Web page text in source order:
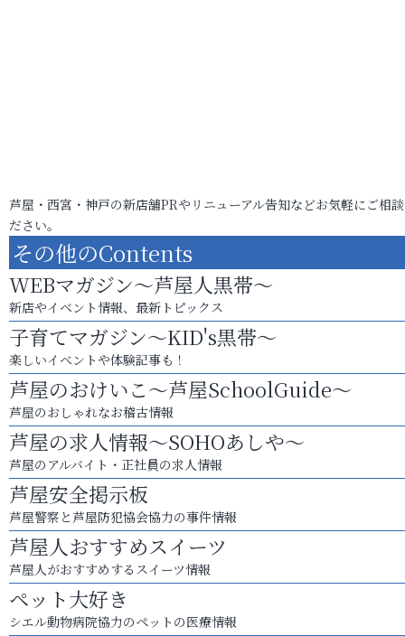
芦屋・西宮・神戸の新店舗PRやリニューアル告知などお気軽にご相
ださい。
その他のContents
WEBマガジン～芦屋人黒帯～
新店やイベント情報、最新トピックス
子育てマガジン～KID's黒帯～
楽しいイベントや体験記事も！
芦屋のおけいこ～芦屋SchoolGuide～
芦屋のおしゃれなお稽古情報
芦屋の求人情報～SOHOあしや～
芦屋のアルバイト・正社員の求人情報
芦屋安全掲示板
芦屋警察と芦屋防犯協会協力の事件情報
芦屋人おすすめスイーツ
芦屋人がおすすめするスイーツ情報
ペット大好き
シエル動物病院協力のペットの医療情報